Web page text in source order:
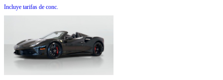
Incluye tarifas de conc.